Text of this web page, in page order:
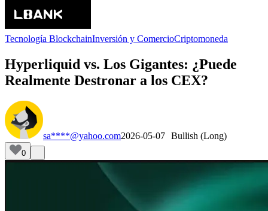
Tecnología BlockchainInversión y ComercioCriptomoneda
Hyperliquid vs. Los Gigantes: ¿Puede
Realmente Destronar a los CEX?
sa****@yahoo.com2026-05-07 Bullish (Long)
0